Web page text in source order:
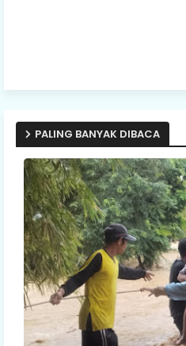
PALING BANYAK DIBACA